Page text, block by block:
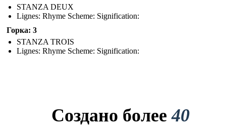
STANZA DEUX
Lignes: Rhyme Scheme: Signification:
Горка: 3
STANZA TROIS
Lignes: Rhyme Scheme: Signification:
Создано более40